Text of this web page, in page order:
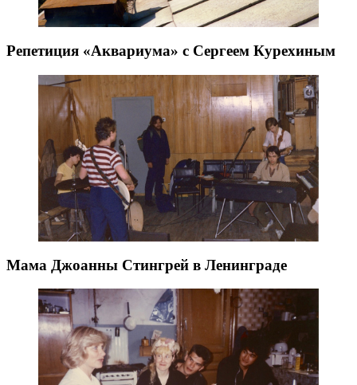
Репетиция «Аквариума» с Сергеем Курехиным
Мама Джоанны Стингрей в Ленинграде